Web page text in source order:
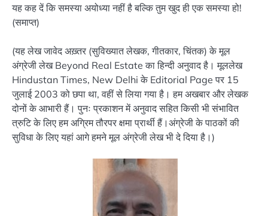
यह कह दें कि समस्या अयोध्या नहीं है बल्कि तुम खुद ही एक समस्या हो!
(समाप्त)
(यह लेख जावेद अख़्तर (सुविख्यात लेखक, गीतकार, चिंतक) के मूल
अंग्रेजी लेख Beyond Real Estate का हिन्दी अनुवाद है। मूललेख
Hindustan Times, New Delhi के Editorial Page पर 15
जुलाई 2003 को छपा था, वहीं से लिया गया है। हम अखबार और लेखक
दोनों के आभारी हैं। पुनः प्रकाशन में अनुवाद सहित किसी भी संभावित
त्रुटि के लिए हम अग्रिम तौरपर क्षमा प्रार्थी हैं।अंग्रेजी के पाठकों की
सुविधा के लिए यहां आगे हमने मूल अंग्रेजी लेख भी दे दिया है।)